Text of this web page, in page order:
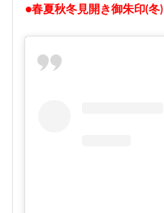
●春夏秋冬見開き御朱印(冬)